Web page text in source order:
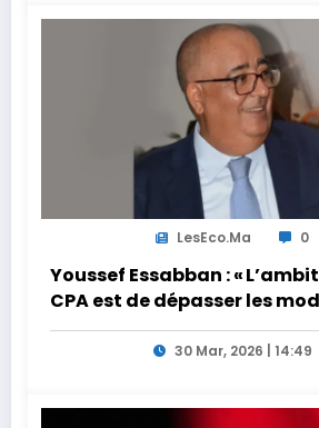
LesEco.ma 0
Youssef Essabban : «
CPA est de dépasser les
traditionnels et
formation en s’appuyant sur
30 Mar, 2026 | 14:49